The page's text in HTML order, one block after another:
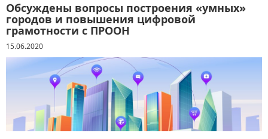
Обсуждены вопросы построения «умных»
городов и повышения цифровой
грамотности с ПРООН
15.06.2020